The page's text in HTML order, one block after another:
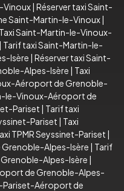
Vinoux| Réserver taxi Saint-
Saint-Martin-le-Vinoux|
Taxi Saint-Martin-le-Vinoux-
| Tarif taxi Saint-Martin-le-
Isère | Réserver taxi Saint-
Alpes-Isère | Taxi
Aéroport de Grenoble-
le-Vinoux-Aéroport de
Pariset | Tarif taxi
Pariset | Taxi
TPMR Seyssinet-Pariset |
Alpes-Isère | Tarif
Alpes-Isère |
de Grenoble-Alpes-
Pariset-Aéroport de